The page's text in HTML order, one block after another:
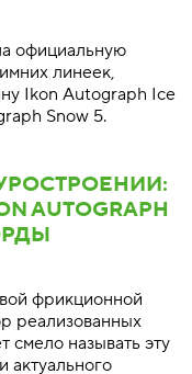
официальную
линеек,
Ikon Autograph Ice
Snow 5.
фрикционной
реализованных
смело называть эту
актуального